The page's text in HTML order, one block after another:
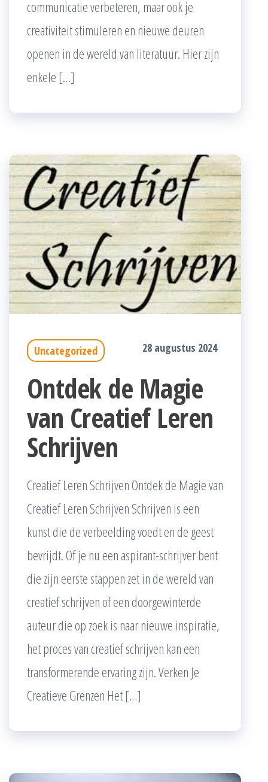
communicatie verbeteren, maar ook je
creativiteit stimuleren en nieuwe deuren
openen in de wereld van literatuur. Hier zijn
enkele […]
Uncategorized 28 augustus 2024
Ontdek de Magie
van Creatief Leren
Schrijven
Creatief Leren Schrijven Ontdek de Magie van
Creatief Leren Schrijven Schrijven is een
kunst die de verbeelding voedt en de geest
bevrijdt. Of je nu een aspirant-schrijver bent
die zijn eerste stappen zet in de wereld van
creatief schrijven of een doorgewinterde
auteur die op zoek is naar nieuwe inspiratie,
het proces van creatief schrijven kan een
transformerende ervaring zijn. Verken Je
Creatieve Grenzen Het […]